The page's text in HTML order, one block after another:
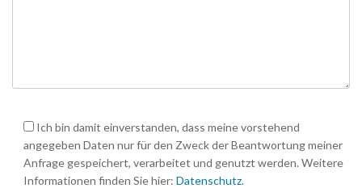
Ich bin damit einverstanden, dass meine vorstehend
angegeben Daten nur für den Zweck der Beantwortung meiner
Anfrage gespeichert, verarbeitet und genutzt werden. Weitere
Informationen finden Sie hier: Datenschutz.